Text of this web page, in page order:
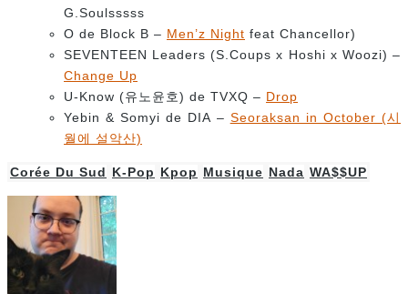
G.Soulsssss
O de Block B – Men’z Night feat Chancellor)
SEVENTEEN Leaders (S.Coups x Hoshi x Woozi) –
Change Up
U-Know (유노윤호) de TVXQ – Drop
Yebin & Somyi de DIA – Seoraksan in October (시
월에 설악산)
Corée Du Sud K-Pop Kpop Musique Nada WA$$UP